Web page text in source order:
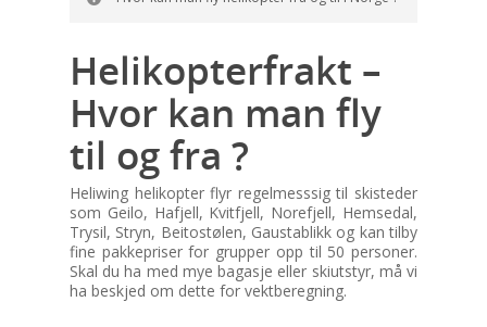
Helikopterfrakt –
Hvor kan man fly
til og fra ?
Heliwing helikopter flyr regelmesssig til skisteder
som Geilo, Hafjell, Kvitfjell, Norefjell, Hemsedal,
Trysil, Stryn, Beitostølen, Gaustablikk og kan tilby
fine pakkepriser for grupper opp til 50 personer.
Skal du ha med mye bagasje eller skiutstyr, må vi
ha beskjed om dette for vektberegning.